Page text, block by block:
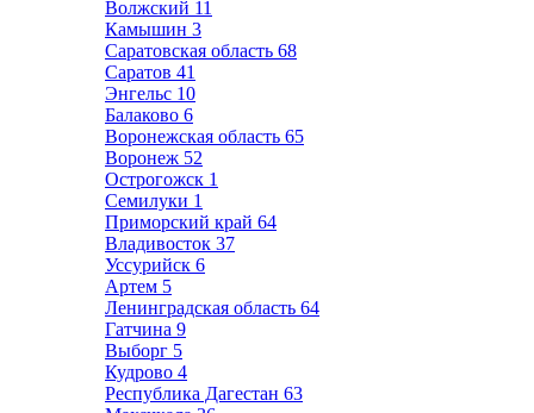
Волжский 11
Камышин 3
Саратовская область 68
Саратов 41
Энгельс 10
Балаково 6
Воронежская область 65
Воронеж 52
Острогожск 1
Семилуки 1
Приморский край 64
Владивосток 37
Уссурийск 6
Артем 5
Ленинградская область 64
Гатчина 9
Выборг 5
Кудрово 4
Республика Дагестан 63